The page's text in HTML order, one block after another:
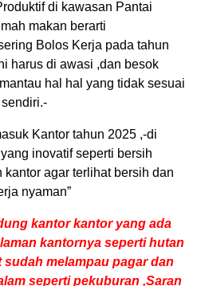
di kawasan Pantai
makan berarti
Bolos Kerja pada tahun
harus di awasi ,dan besok
hal hal yang tidak sesuai
Kantor tahun 2025 ,-di
inovatif seperti bersih
kantor agar terlihat bersih dan
nyaman”
kantor kantor yang ada
kantornya seperti hutan
melampau pagar dan
seperti pekuburan ,Saran